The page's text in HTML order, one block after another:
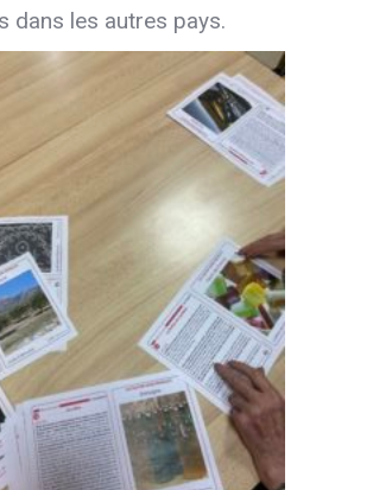
dans les autres pays.